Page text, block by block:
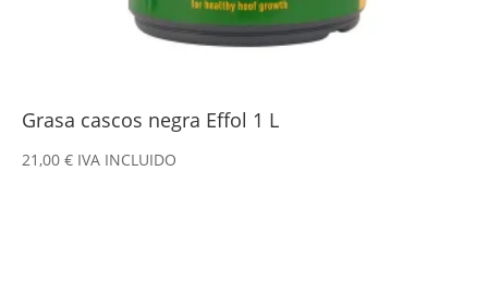
Grasa cascos negra Effol 1 L
21,00 € IVA INCLUIDO